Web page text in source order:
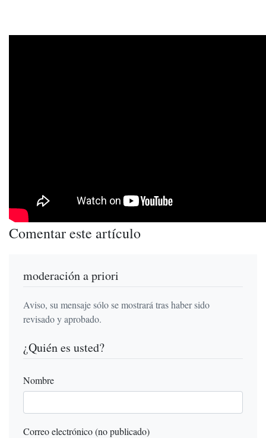
Comentar este artículo
moderación a priori
Aviso, su mensaje sólo se mostrará tras haber sido
revisado y aprobado.
¿Quién es usted?
Nombre
Correo electrónico (no publicado)